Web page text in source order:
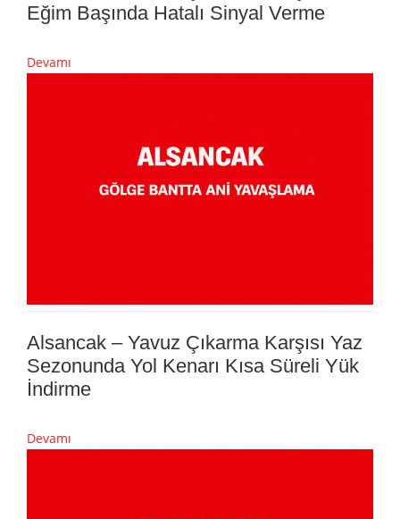
Eğim Başında Hatalı Sinyal Verme
Devamı
Alsancak – Yavuz Çıkarma Karşısı Yaz
Sezonunda Yol Kenarı Kısa Süreli Yük
İndirme
Devamı